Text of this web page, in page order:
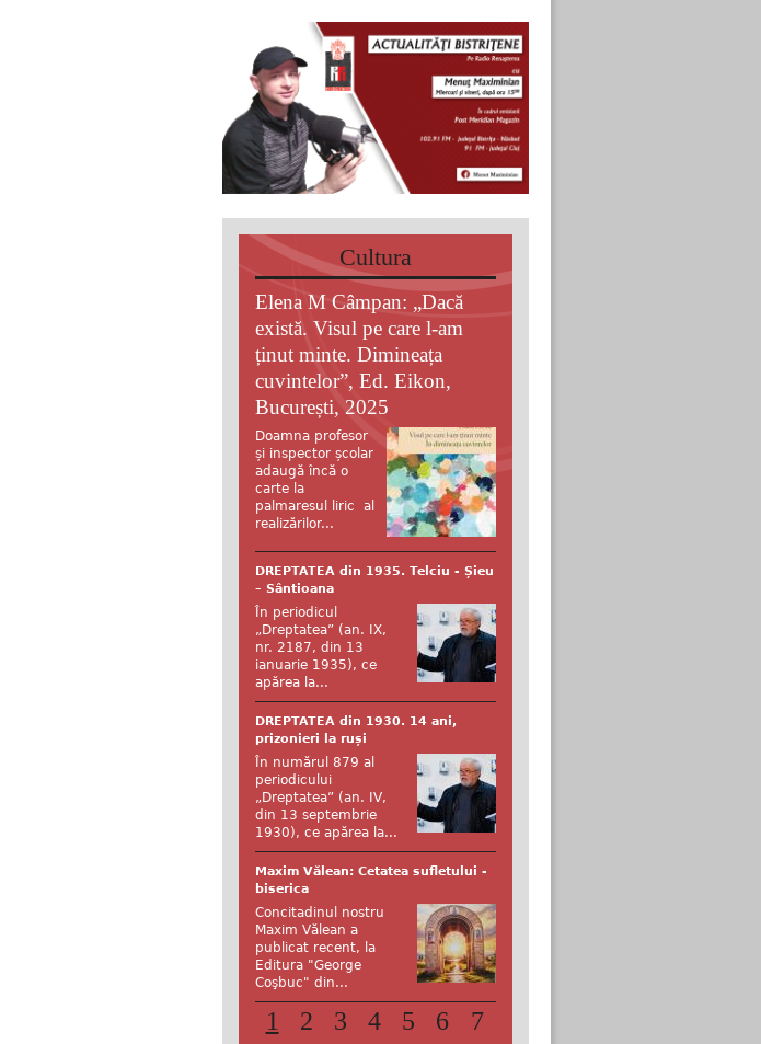
Cultura
Elena M Câmpan: „Dacă
există. Visul pe care l-am
ținut minte. Dimineața
cuvintelor”, Ed. Eikon,
București, 2025
Doamna profesor
și inspector școlar
adaugă încă o
carte la
palmaresul liric al
realizărilor...
DREPTATEA din 1935. Telciu - Șieu
– Sântioana
În periodicul
„Dreptatea” (an. IX,
nr. 2187, din 13
ianuarie 1935), ce
apărea la...
DREPTATEA din 1930. 14 ani,
prizonieri la ruși
În numărul 879 al
periodicului
„Dreptatea” (an. IV,
din 13 septembrie
1930), ce apărea la...
Maxim Vălean: Cetatea sufletului -
biserica
Concitadinul nostru
Maxim Vălean a
publicat recent, la
Editura "George
Coşbuc" din...
1 2 3 4 5 6
7